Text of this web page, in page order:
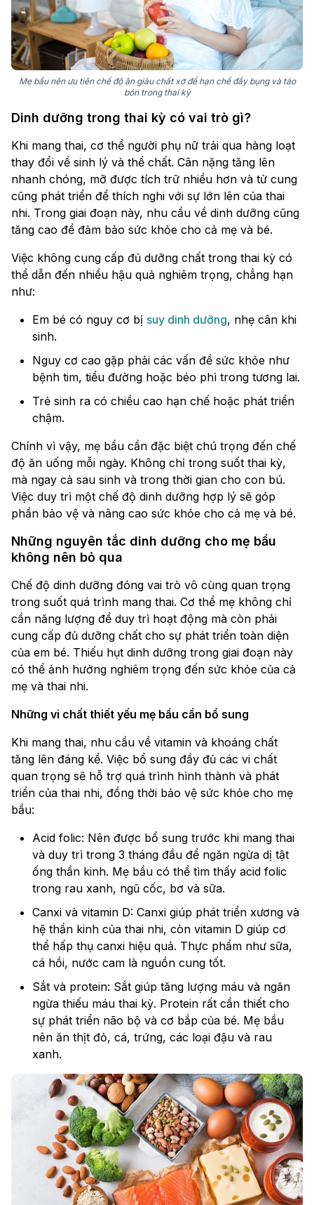
Mẹ bầu nên ưu tiên chế độ ăn giàu chất xơ để hạn chế đầy bụng và táo
bón trong thai kỳ
Dinh dưỡng trong thai kỳ có vai trò gì?
Khi mang thai, cơ thể người phụ nữ trải qua hàng loạt
thay đổi về sinh lý và thể chất. Cân nặng tăng lên
nhanh chóng, mỡ được tích trữ nhiều hơn và tử cung
cũng phát triển để thích nghi với sự lớn lên của thai
nhi. Trong giai đoạn này, nhu cầu về dinh dưỡng cũng
tăng cao để đảm bảo sức khỏe cho cả mẹ và bé.
Việc không cung cấp đủ dưỡng chất trong thai kỳ có
thể dẫn đến nhiều hậu quả nghiêm trọng, chẳng hạn
như:
Em bé có nguy cơ bị suy dinh dưỡng, nhẹ cân khi
sinh.
Nguy cơ cao gặp phải các vấn đề sức khỏe như
bệnh tim, tiểu đường hoặc béo phì trong tương lai.
Trẻ sinh ra có chiều cao hạn chế hoặc phát triển
chậm.
Chính vì vậy, mẹ bầu cần đặc biệt chú trọng đến chế
độ ăn uống mỗi ngày. Không chỉ trong suốt thai kỳ,
mà ngay cả sau sinh và trong thời gian cho con bú.
Việc duy trì một chế độ dinh dưỡng hợp lý sẽ góp
phần bảo vệ và nâng cao sức khỏe cho cả mẹ và bé.
Những nguyên tắc dinh dưỡng cho mẹ bầu
không nên bỏ qua
Chế độ dinh dưỡng đóng vai trò vô cùng quan trọng
trong suốt quá trình mang thai. Cơ thể mẹ không chỉ
cần năng lượng để duy trì hoạt động mà còn phải
cung cấp đủ dưỡng chất cho sự phát triển toàn diện
của em bé. Thiếu hụt dinh dưỡng trong giai đoạn này
có thể ảnh hưởng nghiêm trọng đến sức khỏe của cả
mẹ và thai nhi.
Những vi chất thiết yếu mẹ bầu cần bổ sung
Khi mang thai, nhu cầu về vitamin và khoáng chất
tăng lên đáng kể. Việc bổ sung đầy đủ các vi chất
quan trọng sẽ hỗ trợ quá trình hình thành và phát
triển của thai nhi, đồng thời bảo vệ sức khỏe cho mẹ
bầu:
Acid folic: Nên được bổ sung trước khi mang thai
và duy trì trong 3 tháng đầu để ngăn ngừa dị tật
ống thần kinh. Mẹ bầu có thể tìm thấy acid folic
trong rau xanh, ngũ cốc, bơ và sữa.
Canxi và vitamin D: Canxi giúp phát triển xương và
hệ thần kinh của thai nhi, còn vitamin D giúp cơ
thể hấp thụ canxi hiệu quả. Thực phẩm như sữa,
cá hồi, nước cam là nguồn cung tốt.
Sắt và protein: Sắt giúp tăng lượng máu và ngăn
ngừa thiếu máu thai kỳ. Protein rất cần thiết cho
sự phát triển não bộ và cơ bắp của bé. Mẹ bầu
nên ăn thịt đỏ, cá, trứng, các loại đậu và rau
xanh.